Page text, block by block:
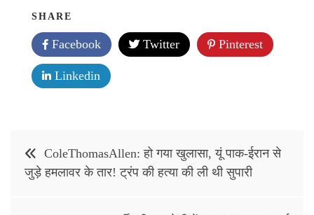
SHARE
Facebook Twitter Pinterest
Linkedin
Post
navigation
ColeThomasAllen: हो गया खुलासा, यूं पाक-ईरान से
जुड़े हमलावर के तार! ट्रंप की हत्या की ली थी सुपारी